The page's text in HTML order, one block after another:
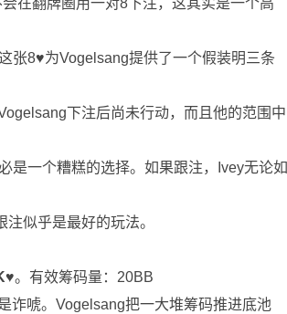
在翻牌圈用一对8下注，这其实是一个高
张8♥为Vogelsang提供了一个假装明三条
下注后尚未行动，而且他的范围中
是一个糟糕的选择。如果跟注，Ivey无论如
似乎是最好的玩法。
。有效筹码量：20BB
诈唬。Vogelsang把一大堆筹码推进底池